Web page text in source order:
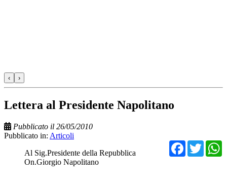
‹ ›
Lettera al Presidente Napolitano
Pubblicato il 26/05/2010
Pubblicato in: Articoli
Al Sig.Presidente della Repubblica
On.Giorgio Napolitano